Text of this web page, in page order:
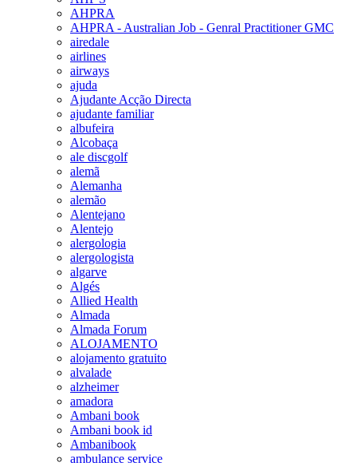
AHPRA
AHPRA - Australian Job - Genral Practitioner GMC
airedale
airlines
airways
ajuda
Ajudante Acção Directa
ajudante familiar
albufeira
Alcobaça
ale discgolf
alemã
Alemanha
alemão
Alentejano
Alentejo
alergologia
alergologista
algarve
Algés
Allied Health
Almada
Almada Forum
ALOJAMENTO
alojamento gratuito
alvalade
alzheimer
amadora
Ambani book
Ambani book id
Ambanibook
ambulance service